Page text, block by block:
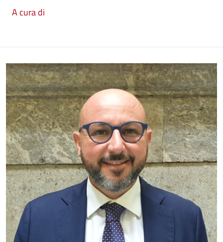
A cura di